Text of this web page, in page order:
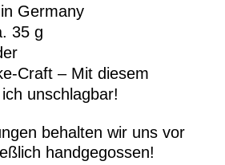
Germany
35 g
Craft – Mit diesem
unschlagbar!
behalten wir uns vor
handgegossen!